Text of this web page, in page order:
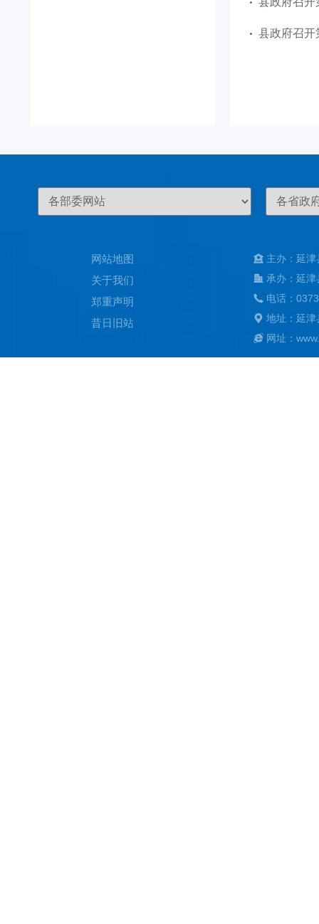
县政府召开
网站地图
关于我们
郑重声明
昔日旧站
主办：延
承办：延
电话：
地址：延
网址：